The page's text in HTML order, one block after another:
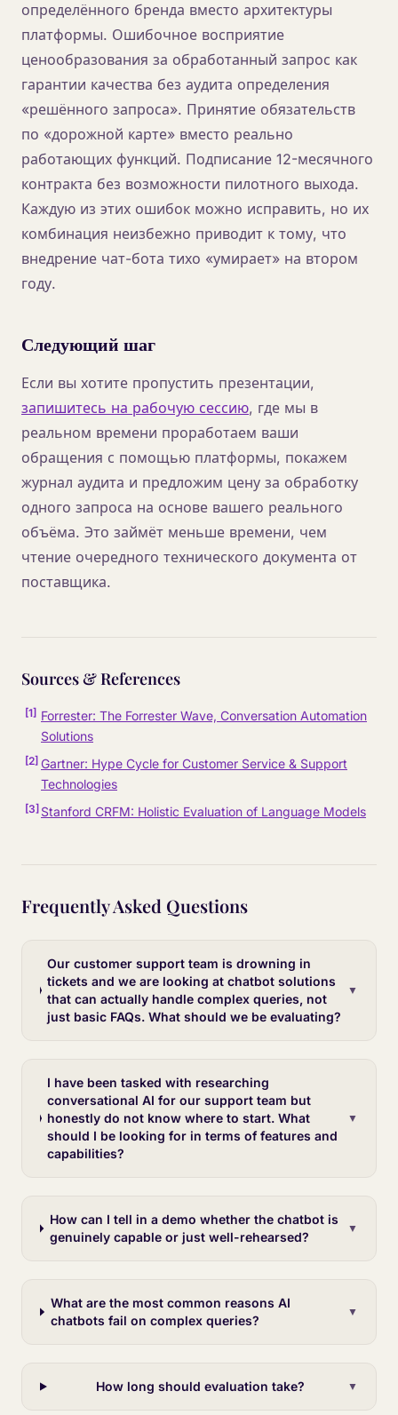
определённого бренда вместо архитектуры
платформы. Ошибочное восприятие
ценообразования за обработанный запрос как
гарантии качества без аудита определения
«решённого запроса». Принятие обязательств
по «дорожной карте» вместо реально
работающих функций. Подписание 12-месячного
контракта без возможности пилотного выхода.
Каждую из этих ошибок можно исправить, но их
комбинация неизбежно приводит к тому, что
внедрение чат-бота тихо «умирает» на втором
году.
Следующий шаг
Если вы хотите пропустить презентации,
запишитесь на рабочую сессию, где мы в
реальном времени проработаем ваши
обращения с помощью платформы, покажем
журнал аудита и предложим цену за обработку
одного запроса на основе вашего реального
объёма. Это займёт меньше времени, чем
чтение очередного технического документа от
поставщика.
Sources & References
[1] Forrester: The Forrester Wave, Conversation Automation
Solutions
[2] Gartner: Hype Cycle for Customer Service & Support
Technologies
[3] Stanford CRFM: Holistic Evaluation of Language Models
Frequently Asked Questions
Our customer support team is drowning in
tickets and we are looking at chatbot solutions
that can actually handle complex queries, not
just basic FAQs. What should we be evaluating?
▼
I have been tasked with researching
conversational AI for our support team but
honestly do not know where to start. What
should I be looking for in terms of features and
capabilities?
▼
How can I tell in a demo whether the chatbot is
genuinely capable or just well-rehearsed?
▼
What are the most common reasons AI
chatbots fail on complex queries?
▼
How long should evaluation take? ▼